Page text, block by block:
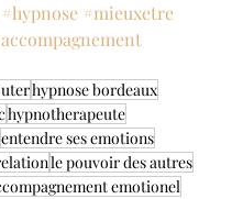
#hypnose #mieuxetre
hypnose bordeaux
hypnotherapeute
entendre ses emotions
le pouvoir des autres
emotionel